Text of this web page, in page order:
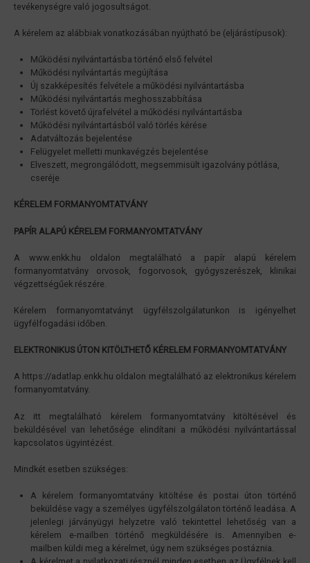
tevékenységre való jogosultságot.
A kérelem az alábbiak vonatkozásában nyújtható be (eljárástípusok):
Működési nyilvántartásba történő első felvétel
Működési nyilvántartás megújítása
Új szakképesítés felvétele a működési nyilvántartásba
Működési nyilvántartás meghosszabbítása
Törlést követő újrafelvétel a működési nyilvántartásba
Működési nyilvántartásból való törlés kérése
Adatváltozás bejelentése
Felügyelet melletti munkavégzés bejelentése
Elveszett, megrongálódott, megsemmisült igazolvány pótlása,
cseréje
KÉRELEM FORMANYOMTATVÁNY
PAPÍR ALAPÚ KÉRELEM FORMANYOMTATVÁNY
A www.enkk.hu oldalon megtalálható a papír alapú kérelem
formanyomtatvány orvosok, fogorvosok, gyógyszerészek, klinikai
végzettségűek részére.
Kérelem formanyomtatványt ügyfélszolgálatunkon is igényelhet
ügyfélfogadási időben.
ELEKTRONIKUS ÚTON KITÖLTHETŐ KÉRELEM FORMANYOMTATVÁNY
A https://adatlap.enkk.hu oldalon megtalálható az elektronikus kérelem
formanyomtatvány.
Az itt megtalálható kérelem formanyomtatvány kitöltésével és
beküldésével van lehetősége elindítani a működési nyilvántartással
kapcsolatos ügyintézést.
Mindkét esetben szükséges:
A kérelem formanyomtatvány kitöltése és postai úton történő
beküldése vagy a személyes ügyfélszolgálaton történő leadása. A
jelenlegi járványügyi helyzetre való tekintettel lehetőség van a
kérelem e-mailben történő megküldésére is. Amennyiben e-
mailben küldi meg a kérelmet, úgy nem szükséges postáznia.